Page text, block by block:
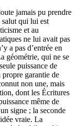
jamais pu prendre
salut qui lui est
et au
ne lui avait pas
a pas d’entrée en
géométrie, qui ne se
puissance de
propre garantie de
non une, mais
dont les Écritures
même de
signe ; la seconde
vraie. La